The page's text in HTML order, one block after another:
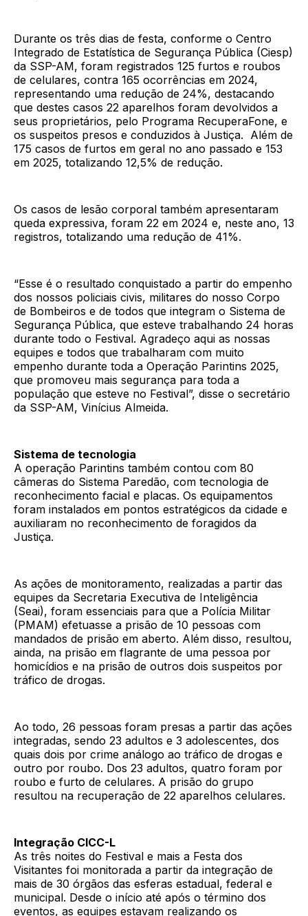
Durante os três dias de festa, conforme o Centro
Integrado de Estatística de Segurança Pública (Ciesp)
da SSP-AM, foram registrados 125 furtos e roubos
de celulares, contra 165 ocorrências em 2024,
representando uma redução de 24%, destacando
que destes casos 22 aparelhos foram devolvidos a
seus proprietários, pelo Programa RecuperaFone, e
os suspeitos presos e conduzidos à Justiça. Além de
175 casos de furtos em geral no ano passado e 153
em 2025, totalizando 12,5% de redução.
Os casos de lesão corporal também apresentaram
queda expressiva, foram 22 em 2024 e, neste ano, 13
registros, totalizando uma redução de 41%.
“Esse é o resultado conquistado a partir do empenho
dos nossos policiais civis, militares do nosso Corpo
de Bombeiros e de todos que integram o Sistema de
Segurança Pública, que esteve trabalhando 24 horas
durante todo o Festival. Agradeço aqui as nossas
equipes e todos que trabalharam com muito
empenho durante toda a Operação Parintins 2025,
que promoveu mais segurança para toda a
população que esteve no Festival”, disse o secretário
da SSP-AM, Vinícius Almeida.
Sistema de tecnologia
A operação Parintins também contou com 80
câmeras do Sistema Paredão, com tecnologia de
reconhecimento facial e placas. Os equipamentos
foram instalados em pontos estratégicos da cidade e
auxiliaram no reconhecimento de foragidos da
Justiça.
As ações de monitoramento, realizadas a partir das
equipes da Secretaria Executiva de Inteligência
(Seai), foram essenciais para que a Polícia Militar
(PMAM) efetuasse a prisão de 10 pessoas com
mandados de prisão em aberto. Além disso, resultou,
ainda, na prisão em flagrante de uma pessoa por
homicídios e na prisão de outros dois suspeitos por
tráfico de drogas.
Ao todo, 26 pessoas foram presas a partir das ações
integradas, sendo 23 adultos e 3 adolescentes, dos
quais dois por crime análogo ao tráfico de drogas e
outro por roubo. Dos 23 adultos, quatro foram por
roubo e furto de celulares. A prisão do grupo
resultou na recuperação de 22 aparelhos celulares.
Integração CICC-L
As três noites do Festival e mais a Festa dos
Visitantes foi monitorada a partir da integração de
mais de 30 órgãos das esferas estadual, federal e
municipal. Desde o início até após o término dos
eventos, as equipes estavam realizando os